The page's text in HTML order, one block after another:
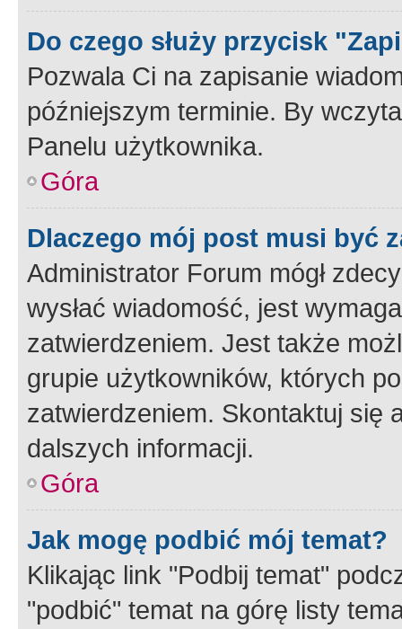
Do czego służy przycisk
Pozwala Ci na zapisanie
późniejszym terminie. By
Panelu użytkownika.
Góra
Dlaczego mój post musi być
Administrator Forum mógł
wysłać wiadomość, jest
zatwierdzeniem. Jest także
grupie użytkowników, których
zatwierdzeniem. Skontaktuj się
dalszych informacji.
Góra
Jak mogę podbić mój temat?
Klikając link "Podbij temat"
"podbić" temat na górę listy